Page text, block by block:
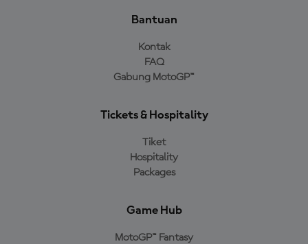
Bantuan
Kontak
FAQ
Gabung MotoGP™
Tickets & Hospitality
Tiket
Hospitality
Packages
Game Hub
MotoGP™ Fantasy